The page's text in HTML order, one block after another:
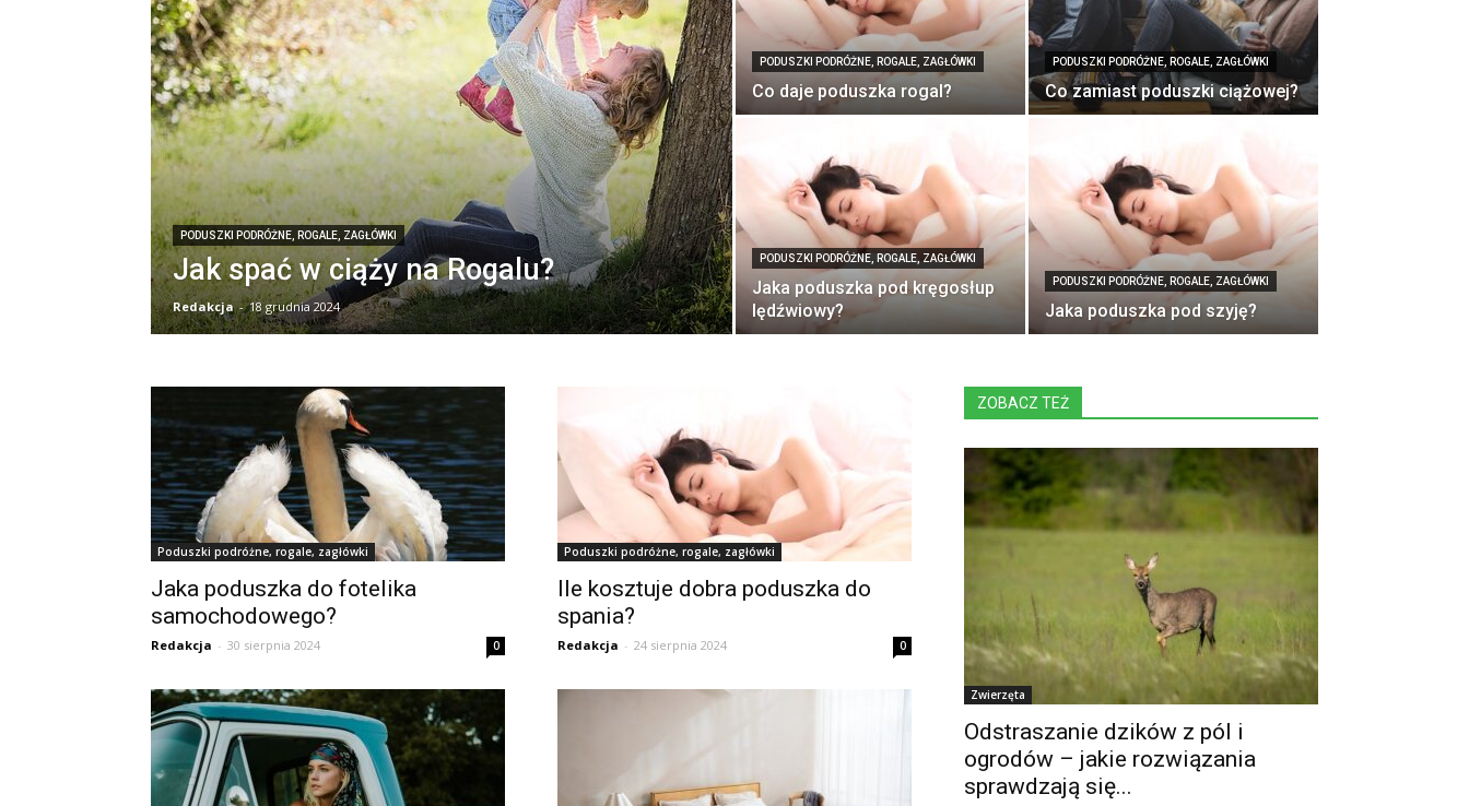
PODUSZKI PODRÓŻNE, ROGALE, ZAGŁÓWKI
Jak spać w ciąży na Rogalu?
Redakcja - 18 grudnia 2024
PODUSZKI PODRÓŻNE, ROGALE, ZAGŁÓWKI
Co daje poduszka rogal?
PODUSZKI PODRÓŻNE, ROGALE, ZAGŁÓWKI
Co zamiast poduszki ciążowej?
PODUSZKI PODRÓŻNE, ROGALE, ZAGŁÓWKI
Jaka poduszka pod kręgosłup
lędźwiowy?
PODUSZKI PODRÓŻNE, ROGALE, ZAGŁÓWKI
Jaka poduszka pod szyję?
Poduszki podróżne, rogale, zagłówki
Jaka poduszka do fotelika
samochodowego?
Redakcja - 30 sierpnia 2024 0
Poduszki podróżne, rogale, zagłówki
Ile kosztuje dobra poduszka do
spania?
Redakcja - 24 sierpnia 2024 0
ZOBACZ TEŻ
Zwierzęta
Odstraszanie dzików z pól i
ogrodów – jakie rozwiązania
sprawdzają się...